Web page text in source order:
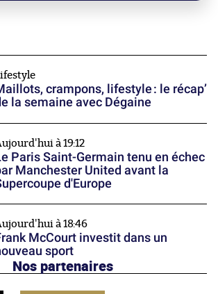
crampons, lifestyle : le récap’
la semaine avec Dégaine
à 19:12
Paris Saint-Germain tenu en échec
Manchester United avant la
d'Europe
à 18:46
McCourt investit dans un
sport
Nos partenaires